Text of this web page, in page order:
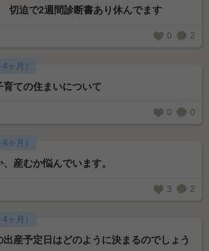
切迫で2週間診断書あり休んでます
0 2
ヶ月）
育ての住まいについて
0 0
ヶ月）
産むか悩んでいます。
3 2
ヶ月）
出産予定日はどのように決まるのでしょう